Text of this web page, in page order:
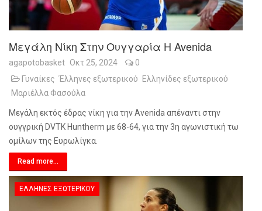
Μεγάλη Νίκη Στην Ουγγαρία Η Avenida
agapotobasket Οκτ 25, 2024
0
Γυναίκες Έλληνες εξωτερικού
Ελληνίδες εξωτερικού
Μαριέλλα Φασούλα
Μεγάλη εκτός έδρας νίκη για την Avenida απέναντι στην
ουγγρική DVTK Huntherm με 68-64, για την 3η αγωνιστική τω
ομίλων της Ευρωλίγκα.
Read more...
ΈΛΛΗΝΕΣ ΕΞΩΤΕΡΙΚΟΎ